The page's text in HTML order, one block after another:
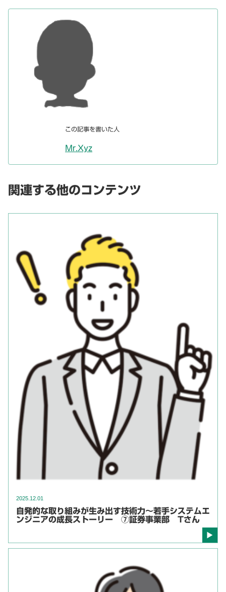
この記事を書いた人
Mr.Xyz
関連する他のコンテンツ
2025.12.01
自発的な取り組みが生み出す技術力～若手システムエ
ンジニアの成長ストーリー ⑦証券事業部 Tさん